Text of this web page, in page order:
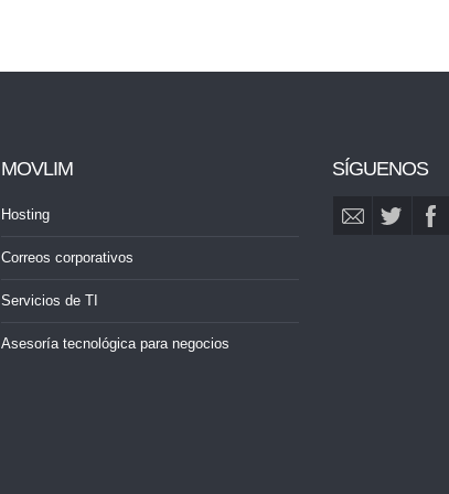
MOVLIM
Hosting
Correos corporativos
Servicios de TI
Asesoría tecnológica para negocios
SÍGUENOS